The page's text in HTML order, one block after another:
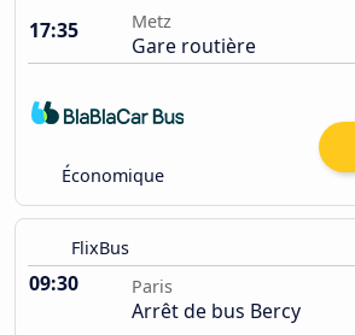
17:35
Metz
Gare routière
Économique
FlixBus
09:30 Paris
Arrêt de bus Bercy